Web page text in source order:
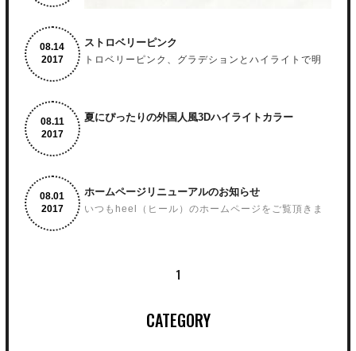
8.14
2017
ストロベリーピンク
トロベリーピンク、グラデションとハイライトで明
8.11
2017
夏にぴったりの外国人風3Dハイライトカラー
8. 1
2017
ホームページリニューアルのお知らせ
いつもheel（ヒール）のホームページをご覧頂きま
のでご報告いたします。
情報を整理し、分かりやすく見やすいレイアウトに
1
CATEGORY